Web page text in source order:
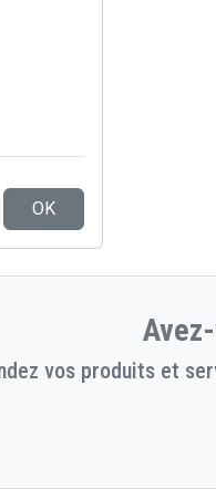
OK
vos produits et